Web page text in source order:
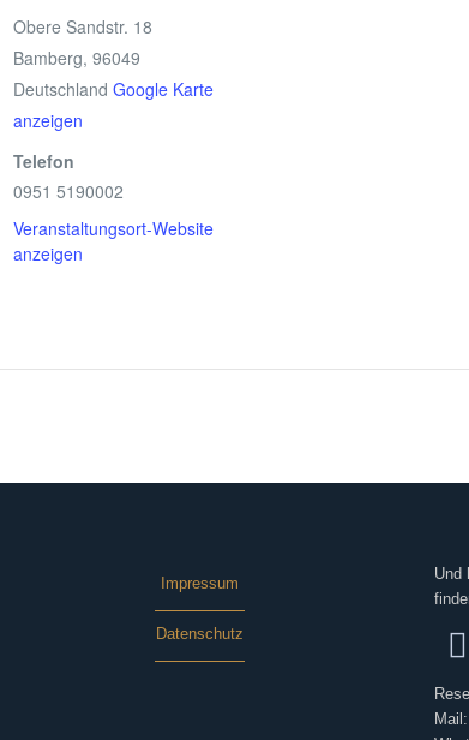
Obere Sandstr. 18
Bamberg, 96049
Deutschland Google Karte
anzeigen
Telefon
0951 5190002
Veranstaltungsort-Website
anzeigen
Impressum
Datenschutz
Und
Mail: